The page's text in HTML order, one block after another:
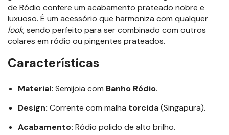
de Ródio confere um acabamento prateado nobre e
luxuoso. É um acessório que harmoniza com qualquer
look, sendo perfeito para ser combinado com outros
colares em ródio ou pingentes prateados.
Características
Material: Semijoia com Banho Ródio.
Design: Corrente com malha torcida(Singapura).
Acabamento: Ródio polido de alto brilho.